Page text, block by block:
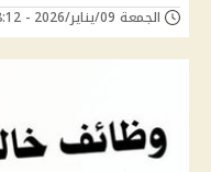
الجمعة 09/يناير/2026 - 08:12 م